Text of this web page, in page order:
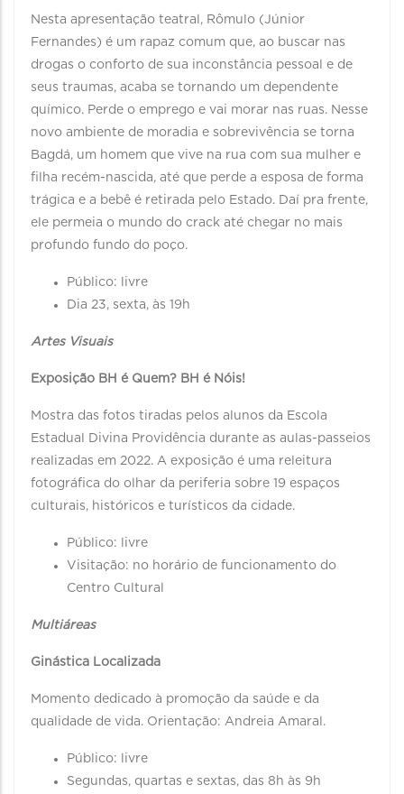
Nesta apresentação teatral, Rômulo (Júnior
Fernandes) é um rapaz comum que, ao buscar nas
drogas o conforto de sua inconstância pessoal e de
seus traumas, acaba se tornando um dependente
químico. Perde o emprego e vai morar nas ruas. Nesse
novo ambiente de moradia e sobrevivência se torna
Bagdá, um homem que vive na rua com sua mulher e
filha recém-nascida, até que perde a esposa de forma
trágica e a bebê é retirada pelo Estado. Daí pra frente,
ele permeia o mundo do crack até chegar no mais
profundo fundo do poço.
Público: livre
Dia 23, sexta, às 19h
Artes Visuais
Exposição BH é Quem? BH é Nóis!
Mostra das fotos tiradas pelos alunos da Escola
Estadual Divina Providência durante as aulas-passeios
realizadas em 2022. A exposição é uma releitura
fotográfica do olhar da periferia sobre 19 espaços
culturais, históricos e turísticos da cidade.
Público: livre
Visitação: no horário de funcionamento do
Centro Cultural
Multiáreas
Ginástica Localizada
Momento dedicado à promoção da saúde e da
qualidade de vida. Orientação: Andreia Amaral.
Público: livre
Segundas, quartas e sextas, das 8h às 9h